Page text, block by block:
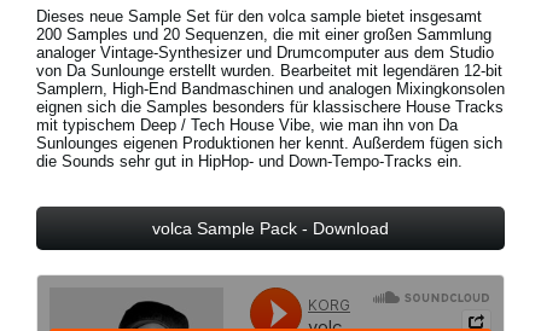
Händlersuche
Shop
Neuigkeiten
Gebiet / Land
Dieses neue Sample Set für den volca sample bietet insgesamt
200 Samples und 20 Sequenzen, die mit einer großen Sammlung
analoger Vintage-Synthesizer und Drumcomputer aus dem Studio
von Da Sunlounge erstellt wurden. Bearbeitet mit legendären 12-bit
Samplern, High-End Bandmaschinen und analogen Mixingkonsolen
eignen sich die Samples besonders für klassischere House Tracks
mit typischem Deep / Tech House Vibe, wie man ihn von Da
Sunlounges eigenen Produktionen her kennt. Außerdem fügen sich
die Sounds sehr gut in HipHop- und Down-Tempo-Tracks ein.
volca Sample Pack - Download